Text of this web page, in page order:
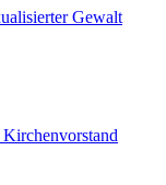
Gewalt